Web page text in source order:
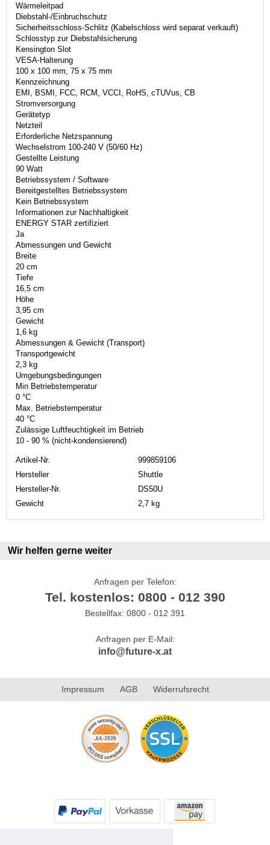
Wärmeleitpad
Diebstahl-/Einbruchschutz
Sicherheitsschloss-Schlitz (Kabelschloss wird separat verkauft)
Schlosstyp zur Diebstahlsicherung
Kensington Slot
VESA-Halterung
100 x 100 mm, 75 x 75 mm
Kennzeichnung
EMI, BSMI, FCC, RCM, VCCI, RoHS, cTUVus, CB
Stromversorgung
Gerätetyp
Netzteil
Erforderliche Netzspannung
Wechselstrom 100-240 V (50/60 Hz)
Gestellte Leistung
90 Watt
Betriebssystem / Software
Bereitgestelltes Betriebssystem
Kein Betriebssystem
Informationen zur Nachhaltigkeit
ENERGY STAR zertifiziert
Ja
Abmessungen und Gewicht
Breite
20 cm
Tiefe
16,5 cm
Höhe
3,95 cm
Gewicht
1,6 kg
Abmessungen & Gewicht (Transport)
Transportgewicht
2,3 kg
Umgebungsbedingungen
Min Betriebstemperatur
0 °C
Max. Betriebstemperatur
40 °C
Zulässige Luftfeuchtigkeit im Betrieb
10 - 90 % (nicht-kondensierend)
Artikel-Nr.
999859106
Hersteller
Shuttle
Hersteller-Nr.
DS50U
Gewicht
2,7 kg
Wir helfen gerne weiter
Anfragen per Telefon:
Tel. kostenlos: 0800 - 012 390
Bestellfax: 0800 - 012 391
Anfragen per E-Mail:
info@future-x.at
Impressum AGB Widerrufsrecht